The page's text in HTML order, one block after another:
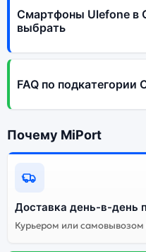
Смартфоны Ulefone в
выбрать
FAQ по
Почему MiPort
Доставка день-в-день
Курьером или